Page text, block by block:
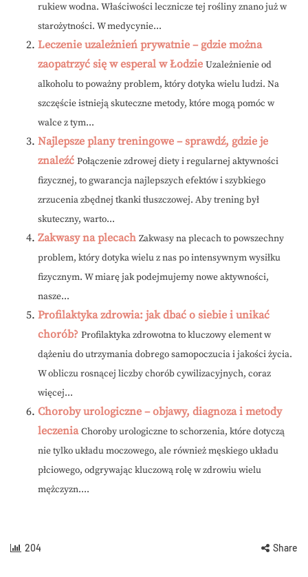
rukiew wodna. Właściwości lecznicze tej rośliny znano już w
starożytności. W medycynie...
Leczenie uzależnień prywatnie – gdzie można
zaopatrzyć się w esperal w Łodzie Uzależnienie od
alkoholu to poważny problem, który dotyka wielu ludzi. Na
szczęście istnieją skuteczne metody, które mogą pomóc w
walce z tym...
Najlepsze plany treningowe – sprawdź, gdzie je
znaleźć Połączenie zdrowej diety i regularnej aktywności
fizycznej, to gwarancja najlepszych efektów i szybkiego
zrzucenia zbędnej tkanki tłuszczowej. Aby trening był
skuteczny, warto...
Zakwasy na plecach Zakwasy na plecach to powszechny
problem, który dotyka wielu z nas po intensywnym wysiłku
fizycznym. W miarę jak podejmujemy nowe aktywności,
nasze...
Profilaktyka zdrowia: jak dbać o siebie i unikać
chorób? Profilaktyka zdrowotna to kluczowy element w
dążeniu do utrzymania dobrego samopoczucia i jakości życia.
W obliczu rosnącej liczby chorób cywilizacyjnych, coraz
więcej...
Choroby urologiczne – objawy, diagnoza i metody
leczenia Choroby urologiczne to schorzenia, które dotyczą
nie tylko układu moczowego, ale również męskiego układu
płciowego, odgrywając kluczową rolę w zdrowiu wielu
mężczyzn....
204 Share